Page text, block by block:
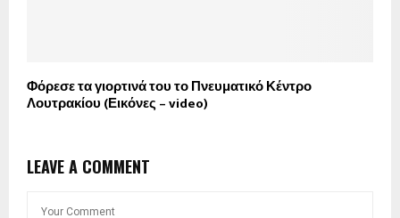
Φόρεσε τα γιορτινά του το Πνευματικό Κέντρο
Λουτρακίου (Εικόνες – video)
LEAVE A COMMENT